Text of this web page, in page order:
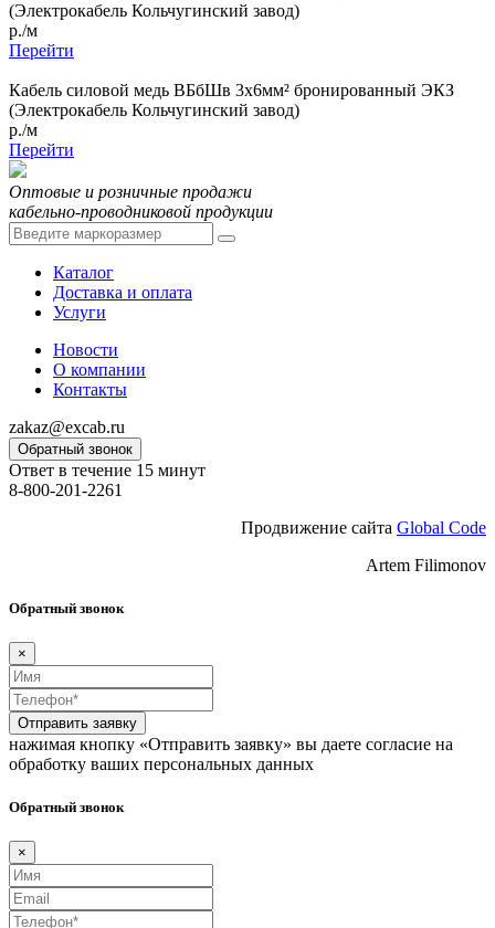
(Электрокабель Кольчугинский завод)
р./м
Перейти
Кабель силовой медь ВБбШв 3x6мм² бронированный ЭКЗ
(Электрокабель Кольчугинский завод)
р./м
Перейти
Оптовые и розничные продажи
кабельно-проводниковой продукции
Каталог
Доставка и оплата
Услуги
Новости
О компании
Контакты
zakaz@excab.ru
Обратный звонок
Ответ в течение 15 минут
8-800-201-2261
Продвижение сайта Global Code
Artem Filimonov
Обратный звонок
×
Отправить заявку
нажимая кнопку «Отправить заявку» вы даете согласие на
обработку ваших персональных данных
Обратный звонок
×